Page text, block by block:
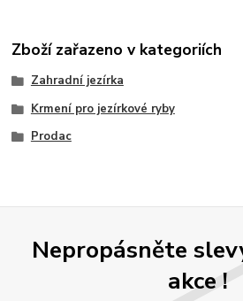
Zboží zařazeno v kategoriích
Zahradní jezírka
Krmení pro jezírkové ryby
Prodac
Nepropásněte
akce !